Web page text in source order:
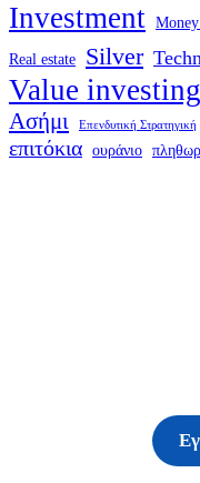
Investment
Real estate Silver
Value investing
Ασήμι Επενδυτική Στρατηγική
επιτόκια ουράνιο